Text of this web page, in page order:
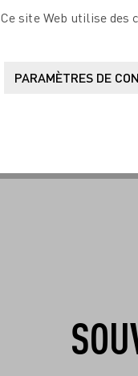
Sommersonett
Ce site Web utilise des
PARAMÈTRES DE